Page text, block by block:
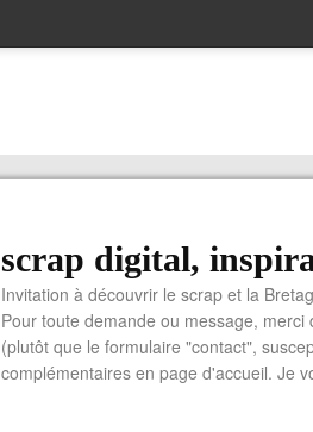
scrap digital,
Invitation à découvrir le scrap et la
Pour toute demande ou message,
(plutôt que le formulaire "contact",
complémentaires en page d'accueil. Je